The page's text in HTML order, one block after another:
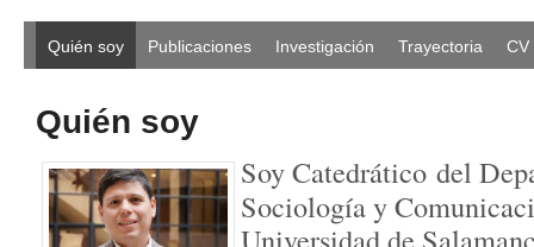
Quién soy Publicaciones Investigación Trayectoria CV
Quién soy
Soy Catedrático del
Sociología y